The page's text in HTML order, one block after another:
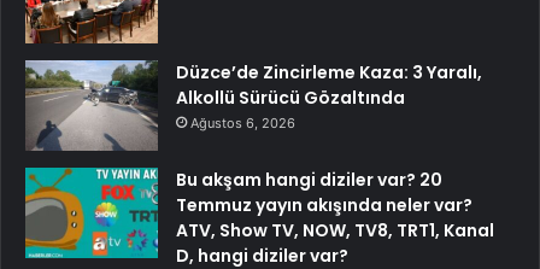
Düzce’de Zincirleme Kaza: 3 Yaralı,
Alkollü Sürücü Gözaltında
Ağustos 6, 2026
Bu akşam hangi diziler var? 20
Temmuz yayın akışında neler var?
ATV, Show TV, NOW, TV8, TRT1, Kanal
D, hangi diziler var?